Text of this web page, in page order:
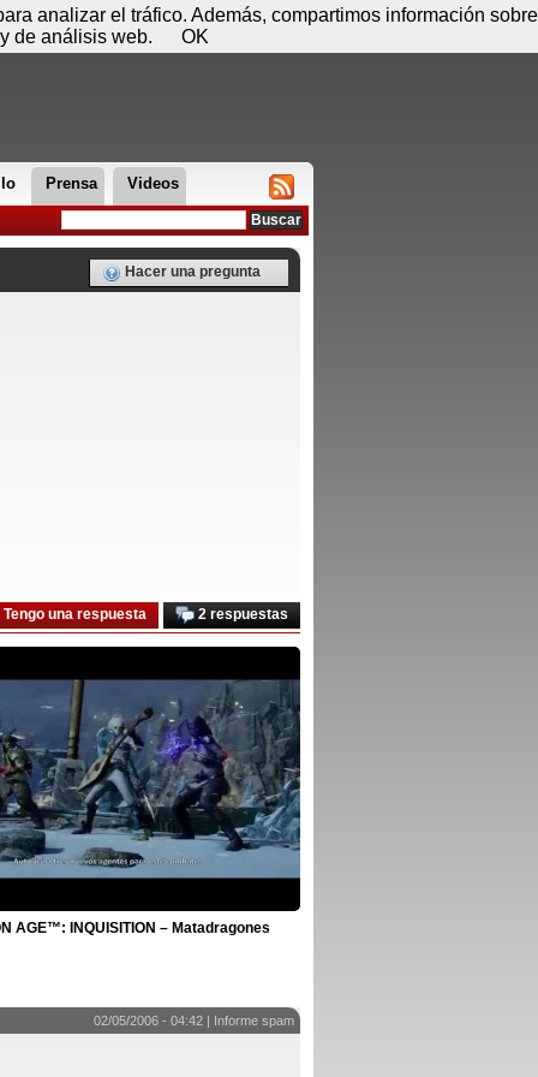
Prensa Videos
Hacer una pregunta
2 respuestas
Tengo una respuesta
AGE™: INQUISITION – Matadragones
02/05/2006 - 04:42 | Informe spam
09 de agosto - 09:29 Registrar Conectar
analizar el tráfico. Además, compartimos información sobre
de análisis web.
OK